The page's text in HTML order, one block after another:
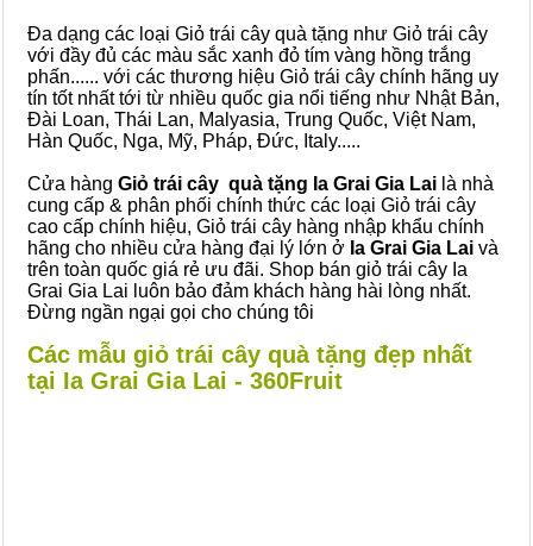
Đa dạng các loại Giỏ trái cây quà tặng như Giỏ trái cây
với đầy đủ các màu sắc xanh đỏ tím vàng hồng trắng
phấn...... với các thương hiệu Giỏ trái cây chính hãng uy
tín tốt nhất tới từ nhiều quốc gia nổi tiếng như Nhật Bản,
Đài Loan, Thái Lan, Malyasia, Trung Quốc, Việt Nam,
Hàn Quốc, Nga, Mỹ, Pháp, Đức, Italy.....
Cửa hàng Giỏ trái cây quà tặng Ia Grai Gia Lai là nhà
cung cấp & phân phối chính thức các loại Giỏ trái cây
cao cấp chính hiệu, Giỏ trái cây hàng nhập khẩu chính
hãng cho nhiều cửa hàng đại lý lớn ở Ia Grai Gia Lai và
trên toàn quốc giá rẻ ưu đãi. Shop bán giỏ trái cây Ia
Grai Gia Lai luôn bảo đảm khách hàng hài lòng nhất.
Đừng ngần ngại gọi cho chúng tôi
Các mẫu giỏ trái cây quà tặng đẹp nhất
tại Ia Grai Gia Lai - 360Fruit